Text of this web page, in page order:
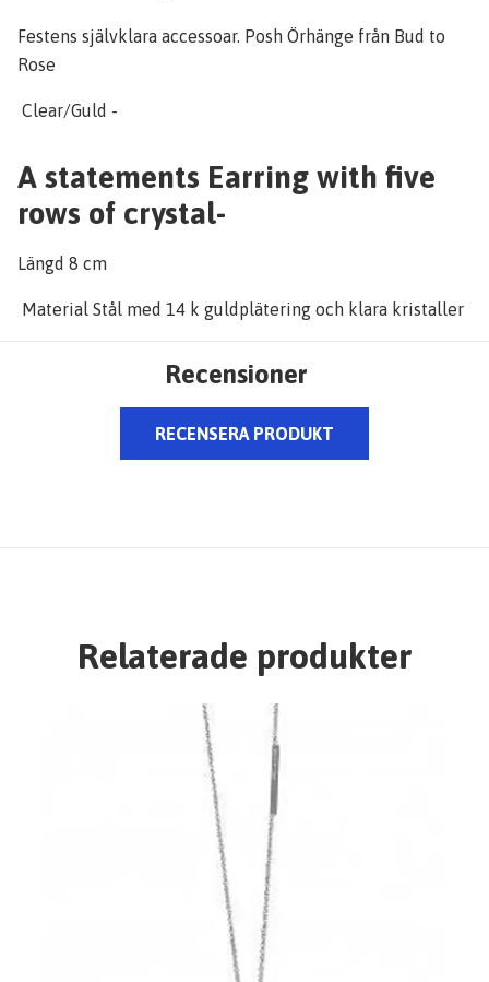
Festens självklara accessoar. Posh Örhänge från Bud to
Rose
Clear/Guld -
A statements Earring with five
rows of crystal-
Längd 8 cm
Material Stål med 14 k guldplätering och klara kristaller
Recensioner
RECENSERA PRODUKT
Relaterade produkter